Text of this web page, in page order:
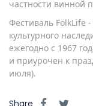
частности винной
Фестиваль FolkLife
культурного
ежегодно с 1967
и приурочен к
июля).